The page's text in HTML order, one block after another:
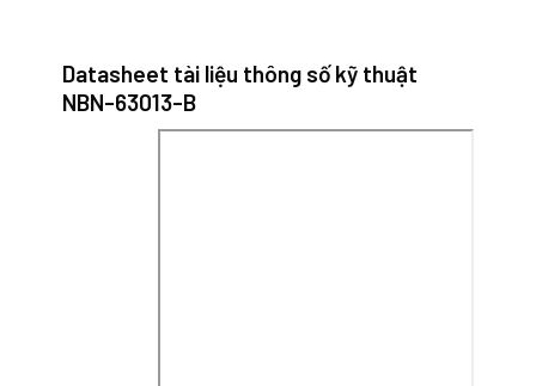
Datasheet tài liệu thông số kỹ thuật
NBN-63013-B